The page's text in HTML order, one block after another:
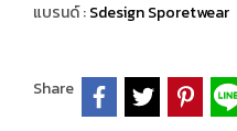
แบรนด์ :Sdesign Sporetwear
Share